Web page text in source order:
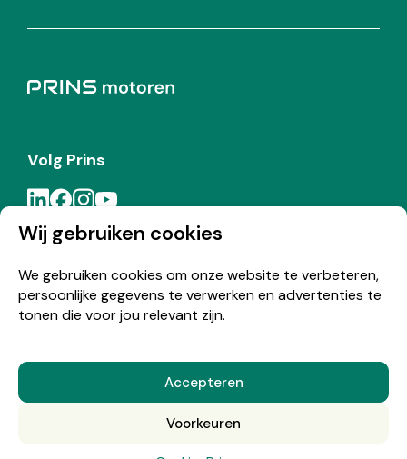
Wij gebruiken cookies
We gebruiken cookies om onze website te verbeteren,
persoonlijke gegevens te verwerken en advertenties te
tonen die voor jou relevant zijn.
Accepteren
Voorkeuren
Volg Prins
Meld je aan voor de Prins nieuwsbrief
© Copyright 2026 Prins